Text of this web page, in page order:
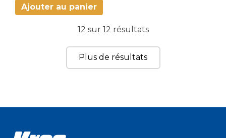
Ajouter au panier
12 sur 12 résultats
Plus de résultats